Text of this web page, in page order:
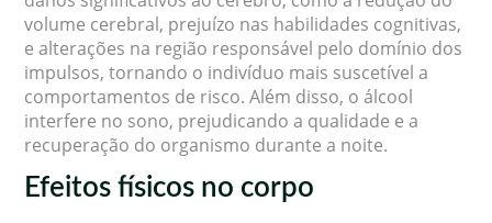
volume cerebral, prejuízo nas habilidades cognitivas,
e alterações na região responsável pelo domínio dos
impulsos, tornando o indivíduo mais suscetível a
comportamentos de risco. Além disso, o álcool
interfere no sono, prejudicando a qualidade e a
recuperação do organismo durante a noite.
Efeitos físicos no corpo